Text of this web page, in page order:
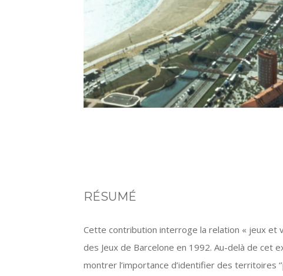
RÉSUMÉ
Cette contribution interroge la relation « jeux et
des Jeux de Barcelone en 1992. Au-delà de cet
montrer l’importance d’identifier des territoires